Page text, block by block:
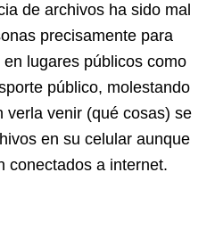
de archivos ha sido mal
precisamente para
lugares públicos como
público, molestando
verla venir (qué cosas) se
en su celular aunque
conectados a internet.